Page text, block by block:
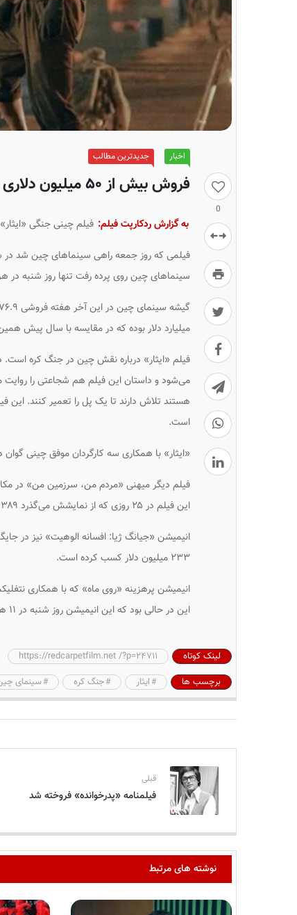
0
اخبار جدیدترین مطالب
فروش بیش از ۵۰ میلیون دلاری «ایثار»
به گزارش ردکارپت فیلم: فیلم چینی جنگی «ایثار» در
سینماهای چین روی پرده رفت تنها روز شنبه در هر دور
میلیارد دلار بوده که در مقایسه با سال پیش همین زمان ۷۵ درصد کاهش
فیلم «ایثار» درباره نقش چین در جنگ کره است.
می‌شود و داستان این فیلم هم شجاعتی را روایت
است.
«ایثار» با همکاری سه کارگردان موفق چینی
این فیلم در ۲۵ روزی که از نمایشش می‌گذرد ۳۸۹ میلیون دلار بوده است.
۲۳۳ میلیون دلار کسب کرده است.
این در حالی بود که این انیمیشن روز شنبه در ۱۱ هزار پرده اکران شده بود.
لینک کوتاه
https://redcarpetfilm.net /?p=24711
برچسب ها
ایثار جنگ کره سینمای
قبلی
فیلمنامه «پدرخوانده» فروخته شد
نوشته های مرتبط